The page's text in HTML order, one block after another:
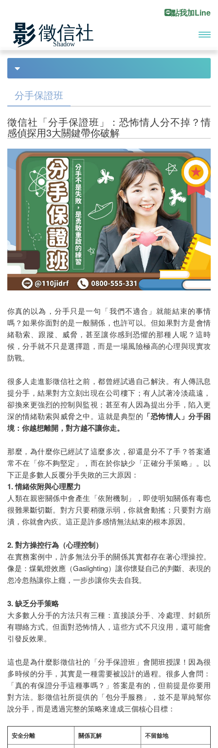
點我加Line
Previous
債務處理
債務協商
合法討債
債務尋人
工商收帳
債務催討
代客討債
代客復仇
徵信社討債
法律諮詢
家暴蒐證
抓姦
婚前徵信
感情挽回
男人不離婚怎麼辦
離婚證人
老婆外遇不離婚
分手保證班
萬事屋
租霸驅離
分手保證班
徵信社「分手保證班」：恐怖情人分不掉？情
感偵探用3大關鍵帶你破解
你真的以為，分手只是一句「我們不適合」就能結束的事情
嗎？如果你面對的是一般關係，也許可以。但如果對方是會情
緒勒索、跟蹤、威脅，甚至讓你感到恐懼的那種人呢？這時
候，分手就不只是選擇題，而是一場風險極高的心理與現實攻
防戰。
很多人走進影徵信社之前，都曾經試過自己解決。有人傳訊息
提分手，結果對方立刻出現在公司樓下；有人試著冷淡疏遠，
卻換來更強烈的控制與監視；甚至有人因為提出分手，陷入更
深的情緒勒索與威脅之中。這就是典型的 「恐怖情人」分手困
境：你越想離開，對方越不讓你走。
那麼，為什麼你已經試了這麼多次，卻還是分不了手？答案通
常不在「你不夠堅定」，而在於你缺少「正確分手策略」。以
下正是多數人反覆分手失敗的三大原因：
1.情緒依附與心理壓力
人類在親密關係中會產生「依附機制」，即使明知關係有毒也
很難果斷切斷。對方只要稍微示弱，你就會動搖；只要對方崩
潰，你就會內疚。這正是許多感情無法結束的根本原因。
2.對方操控行為（心理控制）
在實務案例中，許多無法分手的關係其實都存在著心理操控。
像是：煤氣燈效應（Gaslighting）讓你懷疑自己的判斷、表現的
忽冷忽熱讓你上癮，一步步讓你失去自我。
3.缺乏分手策略
大多數人分手的方法只有三種：直接談分手、冷處理、封鎖所
有聯絡方式。但面對恐怖情人，這些方式不只沒用，還可能會
引發反效果。
這也是為什麼影徵信社的「分手保證班」會開班授課！因為很
多時候的分手，其實是一種需要被設計的過程。很多人會問：
「真的有保證分手這種事嗎？」答案是有的，但前提是你要用
對方法。影徵信社所提供的「包分手服務」，並不是單純幫你
說分手，而是透過完整的策略來達成三個核心目標：
安全分離 關係瓦解 不留餘地